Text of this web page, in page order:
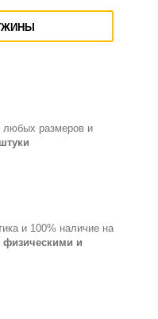
любых размеров и
и 100% наличие на
физическими и